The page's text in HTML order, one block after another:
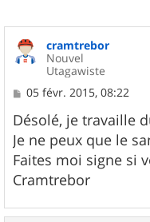
cramtrebor
Nouvel
Utagawiste
M
s
s
a
g
e
05 févr. 2015, 08:22
Désolé, je travaille
Je ne peux que le
Faites moi signe si
Cramtrebor